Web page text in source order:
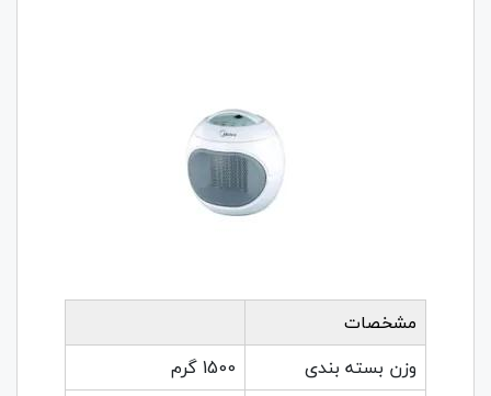
مشخصات
وزن بسته بندی
1500 گرم